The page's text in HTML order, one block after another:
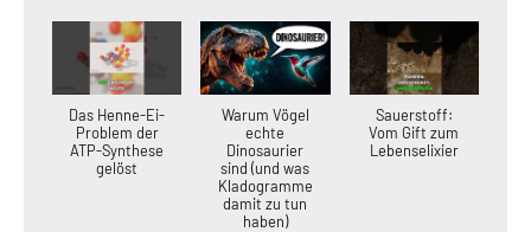
Das Henne-Ei-
Problem der
ATP-Synthese
gelöst
Warum Vögel
echte
Dinosaurier
sind (und was
Kladogramme
damit zu tun
haben)
Sauerstoff:
Vom Gift zum
Lebenselixier